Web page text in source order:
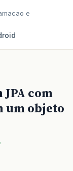
e
com
um objeto